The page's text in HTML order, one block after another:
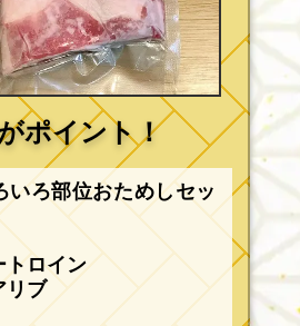
ポイント！
いろ部位おためしセッ
トロイン
リブ